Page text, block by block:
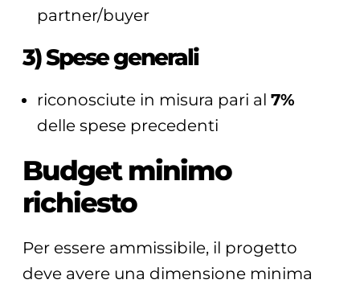
partner/buyer
3) Spese generali
riconosciute in misura pari al 7%
delle spese precedenti
Budget minimo
richiesto
Per essere ammissibile, il progetto
deve avere una dimensione minima